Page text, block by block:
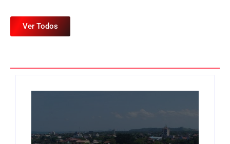
Ver Todos